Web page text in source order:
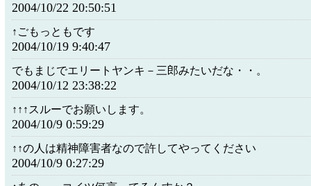
2004/10/22 20:50:51
↑ごもっともです
2004/10/19 9:40:47
でもまじでエリートヤンキ－三郎みたいだな・・。
2004/10/12 23:38:22
↑↑↑スルーでお願いします。
2004/10/9 0:59:29
↑↑の人は精神障害者なので許してやってください
2004/10/9 0:27:29